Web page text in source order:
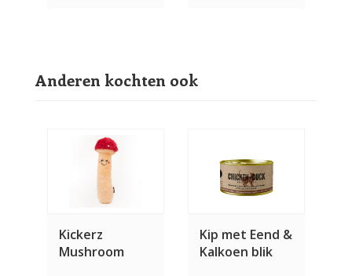
Anderen kochten ook
Kickerz
Mushroom
Kip met Eend &
Kalkoen blik